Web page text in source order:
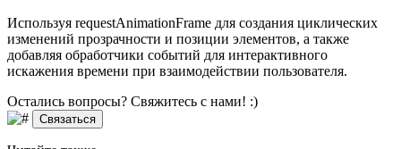
Используя requestAnimationFrame для создания циклических
изменений прозрачности и позиции элементов, а также
добавляя обработчики событий для интерактивного
искажения времени при взаимодействии пользователя.
Остались вопросы? Свяжитесь с нами! :)
Связаться